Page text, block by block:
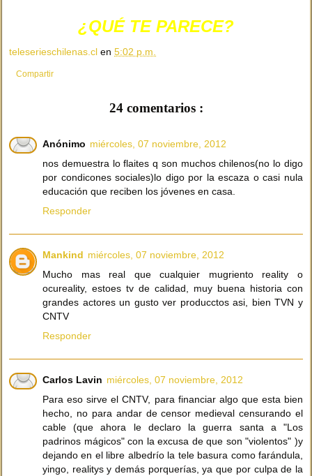
¿QUÉ TE PARECE?
teleserieschilenas.cl en 5:02 p.m.
Compartir
24 comentarios :
Anónimo miércoles, 07 noviembre, 2012
nos demuestra lo flaites q son muchos chilenos(no lo digo
por condicones sociales)lo digo por la escaza o casi nula
educación que reciben los jóvenes en casa.
Responder
Mankind miércoles, 07 noviembre, 2012
Mucho mas real que cualquier mugriento reality o
ocureality, estoes tv de calidad, muy buena historia con
grandes actores un gusto ver producctos asi, bien TVN y
CNTV
Responder
Carlos Lavin miércoles, 07 noviembre, 2012
Para eso sirve el CNTV, para financiar algo que esta bien
hecho, no para andar de censor medieval censurando el
cable (que ahora le declaro la guerra santa a "Los
padrinos mágicos" con la excusa de que son "violentos" )y
dejando en el libre albedrío la tele basura como farándula,
yingo, realitys y demás porquerías, ya que por culpa de la